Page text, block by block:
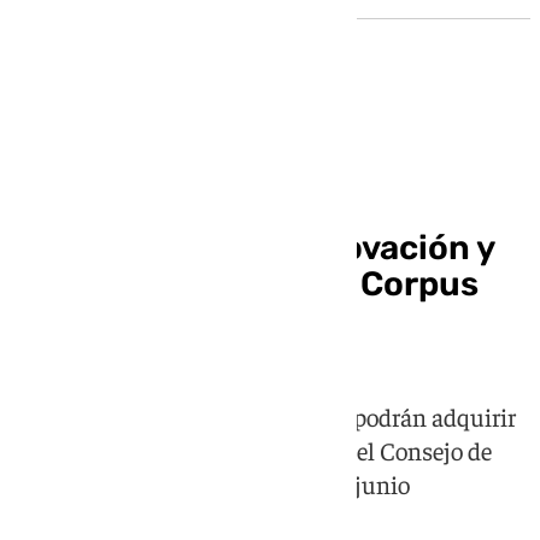
Horario y días de renovación y
vente de las sillas del Corpus
El precio único es de 15 euros y se podrán adquirir
de manera anticipada en la sede del Consejo de
Hermandades desde el lunes 1 de junio